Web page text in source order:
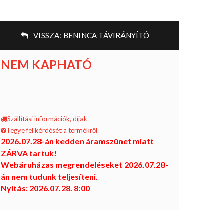
VISSZA: BENINCA TÁVIRÁNYÍTÓ
NEM KAPHATÓ
Szállítási információk, díjak
Tegye fel kérdését a termékről
2026.07.28-án kedden áramszünet miatt
ZÁRVA tartuk!
Webáruházas megrendeléseket 2026.07.28-
án nem tudunk teljesíteni.
Nyitás: 2026.07.28. 8:00